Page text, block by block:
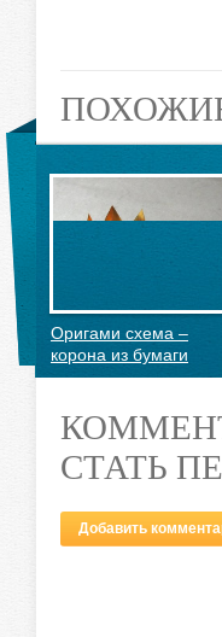
Оригами схема –
корона из бумаги
Прекрасная астра
СТАТЬ
Добавить